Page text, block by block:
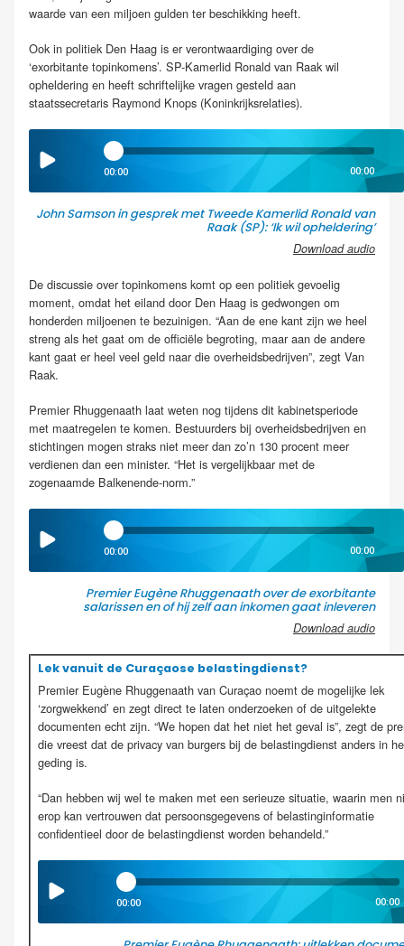
waarde van een miljoen gulden ter beschikking heeft.
Ook in politiek Den Haag is er verontwaardiging over de
‘exorbitante topinkomens’. SP-Kamerlid Ronald van Raak wil
opheldering en heeft schriftelijke vragen gesteld aan
staatssecretaris Raymond Knops (Koninkrijksrelaties).
00:00 00:00
John Samson in gesprek met Tweede Kamerlid Ronald van
Raak (SP): ‘Ik wil opheldering’
Download audio
De discussie over topinkomens komt op een politiek gevoelig
moment, omdat het eiland door Den Haag is gedwongen om
honderden miljoenen te bezuinigen. “Aan de ene kant zijn we heel
streng als het gaat om de officiële begroting, maar aan de andere
kant gaat er heel veel geld naar die overheidsbedrijven”, zegt Van
Raak.
Premier Rhuggenaath laat weten nog tijdens dit kabinetsperiode
met maatregelen te komen. Bestuurders bij overheidsbedrijven en
stichtingen mogen straks niet meer dan zo’n 130 procent meer
verdienen dan een minister. “Het is vergelijkbaar met de
zogenaamde Balkenende-norm.”
00:00 00:00
Premier Eugène Rhuggenaath over de exorbitante
salarissen en of hij zelf aan inkomen gaat inleveren
Download audio
Lek vanuit de Curaçaose belastingdienst?
Premier Eugène Rhuggenaath van Curaçao noemt de mogelijke lek
‘zorgwekkend’ en zegt direct te laten onderzoeken of de uitgelekte
documenten echt zijn. “We hopen dat het niet het geval is”, zegt de
die vreest dat de privacy van burgers bij de belastingdienst anders in
geding is.
“Dan hebben wij wel te maken met een serieuze situatie, waarin men
erop kan vertrouwen dat persoonsgegevens of belastinginformatie
confidentieel door de belastingdienst worden behandeld.”
00:00 00:00